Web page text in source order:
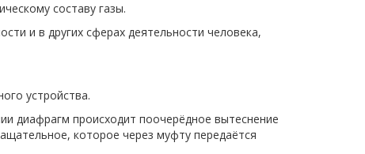
составу газы.
и в других сферах деятельности человека,
устройства.
диафрагм происходит поочерёдное вытеснение
которое через муфту передаётся